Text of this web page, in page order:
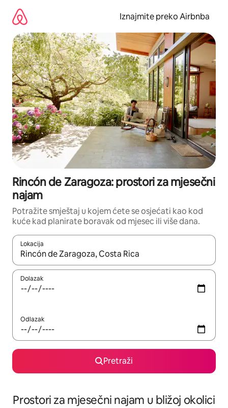
sadržaj
Iznajmite preko Airbnba
Rincón de Zaragoza: prostori za mjesečni
najam
Potražite smještaj u kojem ćete se osjećati kao kod
kuće kad planirate boravak od mjesec ili više dana.
Lokacija
Kada budu dostupni rezultati, moći ćete ih pregledati
Dolazak
Odlazak
Pretraži
Prostori za mjesečni najam u bližoj okolici